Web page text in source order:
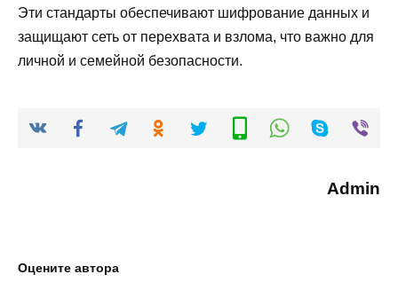
Эти стандарты обеспечивают шифрование данных и
защищают сеть от перехвата и взлома, что важно для
личной и семейной безопасности.
Admin
Оцените автора